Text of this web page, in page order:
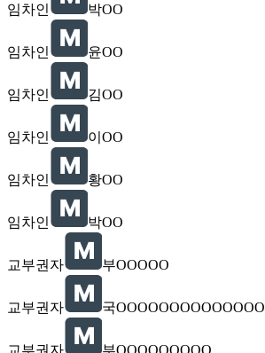
임차인 박OO
임차인 윤OO
임차인 김OO
임차인 이OO
임차인 황OO
임차인 박OO
교부권자 부OOOOO
교부권자 국OOOOOOOOOOOOOO
교부권자 부OOOOOOOOO